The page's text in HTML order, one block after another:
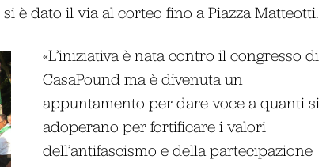
è dato il via al corteo fino a Piazza Matteotti.
«L’iniziativa è nata contro il congresso di
CasaPound ma è divenuta un
appuntamento per dare voce a quanti si
adoperano per fortificare i valori
dell’antifascismo e della partecipazione